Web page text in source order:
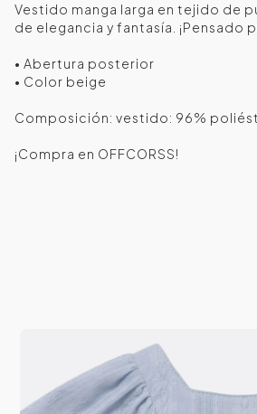
Vestido manga larga en tejido de
de elegancia y fantasía. ¡Pensado
• Abertura posterior
• Color beige
Composición: vestido: 96%
¡Compra en OFFCORSS!